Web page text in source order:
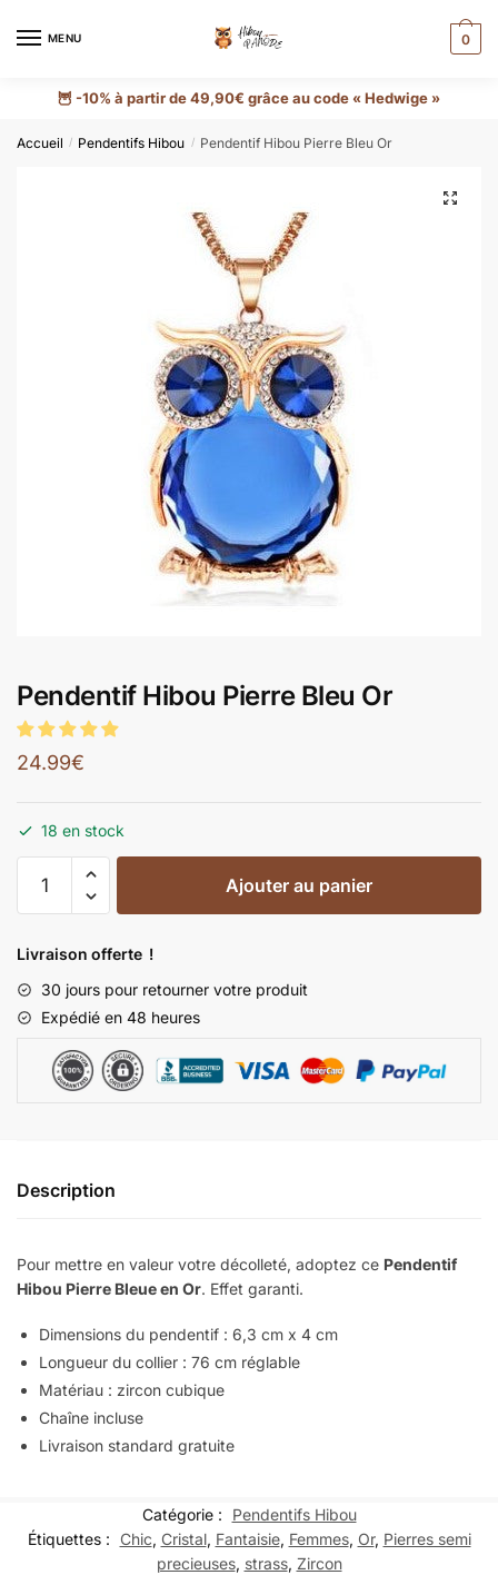
MENU 0
🦉 -10% à partir de 49,90€ grâce au code « Hedwige »
Accueil / Pendentifs Hibou / Pendentif Hibou Pierre Bleu Or
🔍
Pendentif Hibou Pierre Bleu Or
24.99€
18 en stock
Ajouter au panier
Livraison offerte !
30 jours pour retourner votre produit
Expédié en 48 heures
Description
Pour mettre en valeur votre décolleté, adoptez ce Pendentif
Hibou Pierre Bleue en Or. Effet garanti.
Dimensions du pendentif : 6,3 cm x 4 cm
Longueur du collier : 76 cm réglable
Matériau : zircon cubique
Chaîne incluse
Livraison standard gratuite
Catégorie :
Pendentifs Hibou
Étiquettes :
Chic, Cristal, Fantaisie, Femmes, Or, Pierres semi
precieuses, strass, Zircon